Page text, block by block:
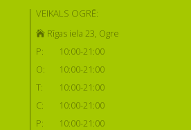
VEIKALS OGRĒ:
Rīgas iela 23, Ogre
P:
10:00-21:00
O:
10:00-21:00
T:
10:00-21:00
C:
10:00-21:00
P:
10:00-21:00